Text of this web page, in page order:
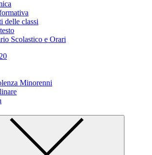
delle classi
Scolastico e Orari
Minorenni